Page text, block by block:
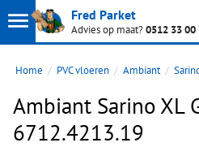
Toon
hoofdmenu
Fred Parket
Advies op maat?0512 33 00
Home PVC vloeren Ambiant
Ambiant Sarino XL
6712.4213.19